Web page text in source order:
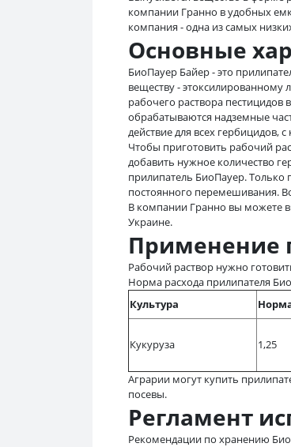
компании Гранно в удобных
компания - одна из самых
Основные
БиоПауер Байер - это
веществу - этоксилированному
рабочего раствора
обрабатываются надземные
действие для всех гербицидов,
Чтобы приготовить рабочий
добавить нужное количество
прилипатель БиоПауер. Только
постоянного перемешивания.
В компании Гранно вы можете
Украине.
Применение
Рабочий раствор нужно
Норма расхода прилипателя
Культура
Кукуруза 1,25
Аграрии могут купить
посевы.
Регламент
Рекомендации по хранению